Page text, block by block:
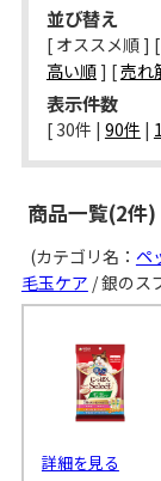
並び替え
[ オススメ順 ] [
高い順] [売れ
表示件数
[ 30件 | 90件 |
商品一覧(2件)
(カテゴリ名： ペ
毛玉ケア / 銀のス
詳細を見る